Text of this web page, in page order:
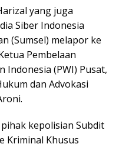
yang juga
Siber Indonesia
(Sumsel) melapor ke
Pembelaan
Indonesia (PWI) Pusat,
dan Advokasi
kepolisian Subdit
Kriminal Khusus